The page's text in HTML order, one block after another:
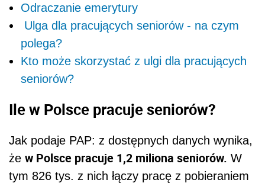
Odraczanie emerytury
Ulga dla pracujących seniorów - na czym
polega?
Kto może skorzystać z ulgi dla pracujących
seniorów?
Ile w Polsce pracuje seniorów?
Jak podaje PAP: z dostępnych danych wynika,
że w Polsce pracuje 1,2 miliona seniorów. W
tym 826 tys. z nich łączy pracę z pobieraniem